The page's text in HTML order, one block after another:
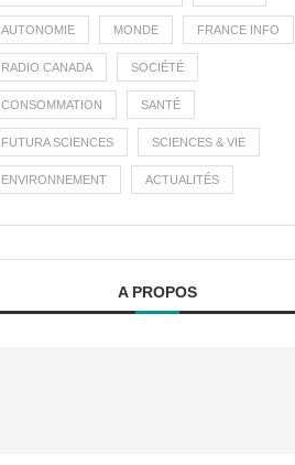
AUTONOMIE MONDE FRANCE INFO
RADIO CANADA SOCIÉTÉ
CONSOMMATION SANTÉ
FUTURA SCIENCES SCIENCES & VIE
ENVIRONNEMENT ACTUALITÉS
A PROPOS